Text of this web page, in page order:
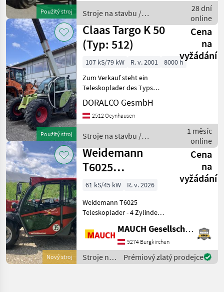
Použitý stroj
zablokovať nástroje
Stroje na stavbu /
Dieci
28 dní
online
Použitý stroj
Claas Targo K 50
(Typ: 512)
Cena
na
vyžádání
107 kS/79 kW R. v. 2001
8000 h
Zum Verkauf steht ein
Teleskoplader des Typs
Claas Targo K 50 aus dem
Baujahr 2001. Die Maschine
wurde von Caterpillar (UK)
auf bewährter
DORALCO GesmbH
2512 Oeynhausen
Stroje na stavbu /
Claas
1 měsíc
online
Nový stroj
Weidemann
T6025
Teleskoplader
Cena
na
vyžádání
61 kS/45 kW
R. v. 2026
Weidemann T6025
Teleskoplader - 4 Zylinder
optional) - Kabine mit
Heizung und Lüftung - LED
Arbeitsscheinwerfer (1x
vorne, 1x hint
MAUCH Gesellschaft m.b.H. & Co.KG
5274 Burgkirchen
Stroje na
stavbu /
Prémiový zlatý prodejce